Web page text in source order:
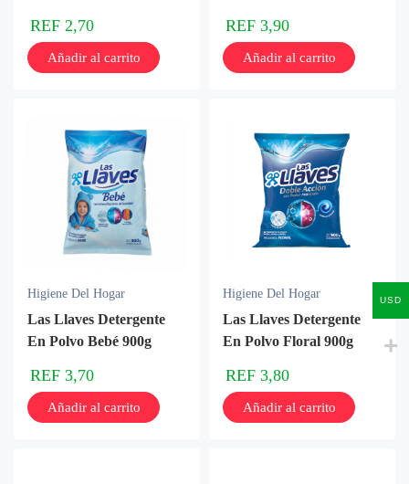
REF 2,70
Añadir al carrito
REF 3,90
Añadir al carrito
Higiene Del Hogar
Las Llaves Detergente
En Polvo Bebé 900g
REF 3,70
Añadir al carrito
Higiene Del Hogar
Las Llaves Detergente
En Polvo Floral 900g
REF 3,80
Añadir al carrito
USD